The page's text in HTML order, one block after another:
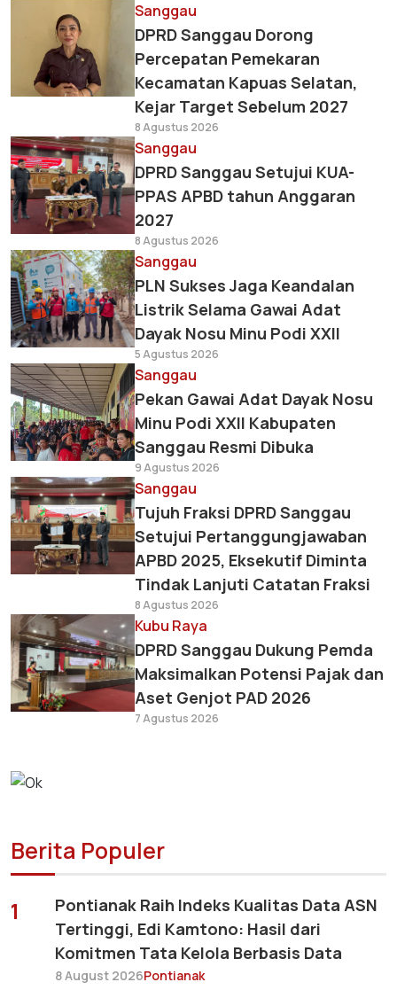
Sanggau
DPRD Sanggau Dorong
Percepatan Pemekaran
Kecamatan Kapuas Selatan,
Kejar Target Sebelum 2027
8 Agustus 2026
Sanggau
DPRD Sanggau Setujui KUA-
PPAS APBD tahun Anggaran
2027
8 Agustus 2026
Sanggau
PLN Sukses Jaga Keandalan
Listrik Selama Gawai Adat
Dayak Nosu Minu Podi XXII
5 Agustus 2026
Sanggau
Pekan Gawai Adat Dayak Nosu
Minu Podi XXII Kabupaten
Sanggau Resmi Dibuka
9 Agustus 2026
Sanggau
Tujuh Fraksi DPRD Sanggau
Setujui Pertanggungjawaban
APBD 2025, Eksekutif Diminta
Tindak Lanjuti Catatan Fraksi
8 Agustus 2026
Kubu Raya
DPRD Sanggau Dukung Pemda
Maksimalkan Potensi Pajak dan
Aset Genjot PAD 2026
7 Agustus 2026
Berita Populer
1
Pontianak Raih Indeks Kualitas Data ASN
Tertinggi, Edi Kamtono: Hasil dari
Komitmen Tata Kelola Berbasis Data
8 August 2026Pontianak